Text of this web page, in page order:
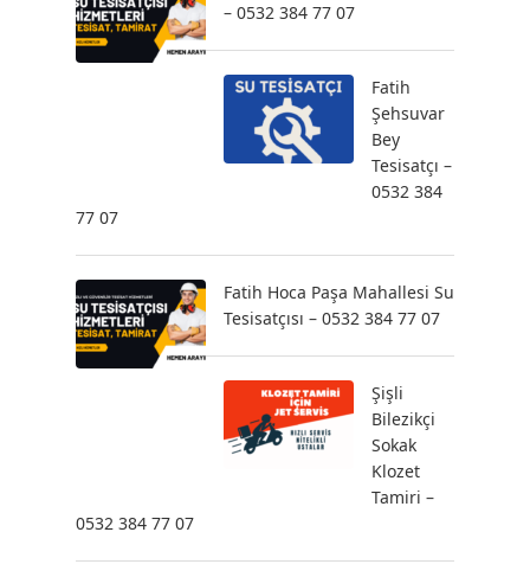
– 0532 384 77 07
Fatih
Şehsuvar
Bey
Tesisatçı –
0532 384
77 07
Fatih Hoca Paşa Mahallesi Su
Tesisatçısı – 0532 384 77 07
Şişli
Bilezikçi
Sokak
Klozet
Tamiri –
0532 384 77 07